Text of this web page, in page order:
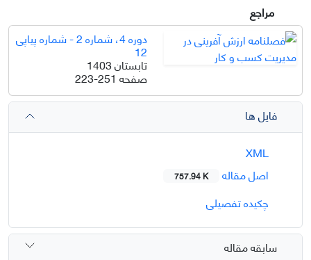
مراجع
دوره 4، شماره 2 - شماره پیاپی
12
تابستان 1403
صفحه223-251
فایل ها
اصل مقاله
757.94 K
چکیده تفصیلی
سابقه مقاله